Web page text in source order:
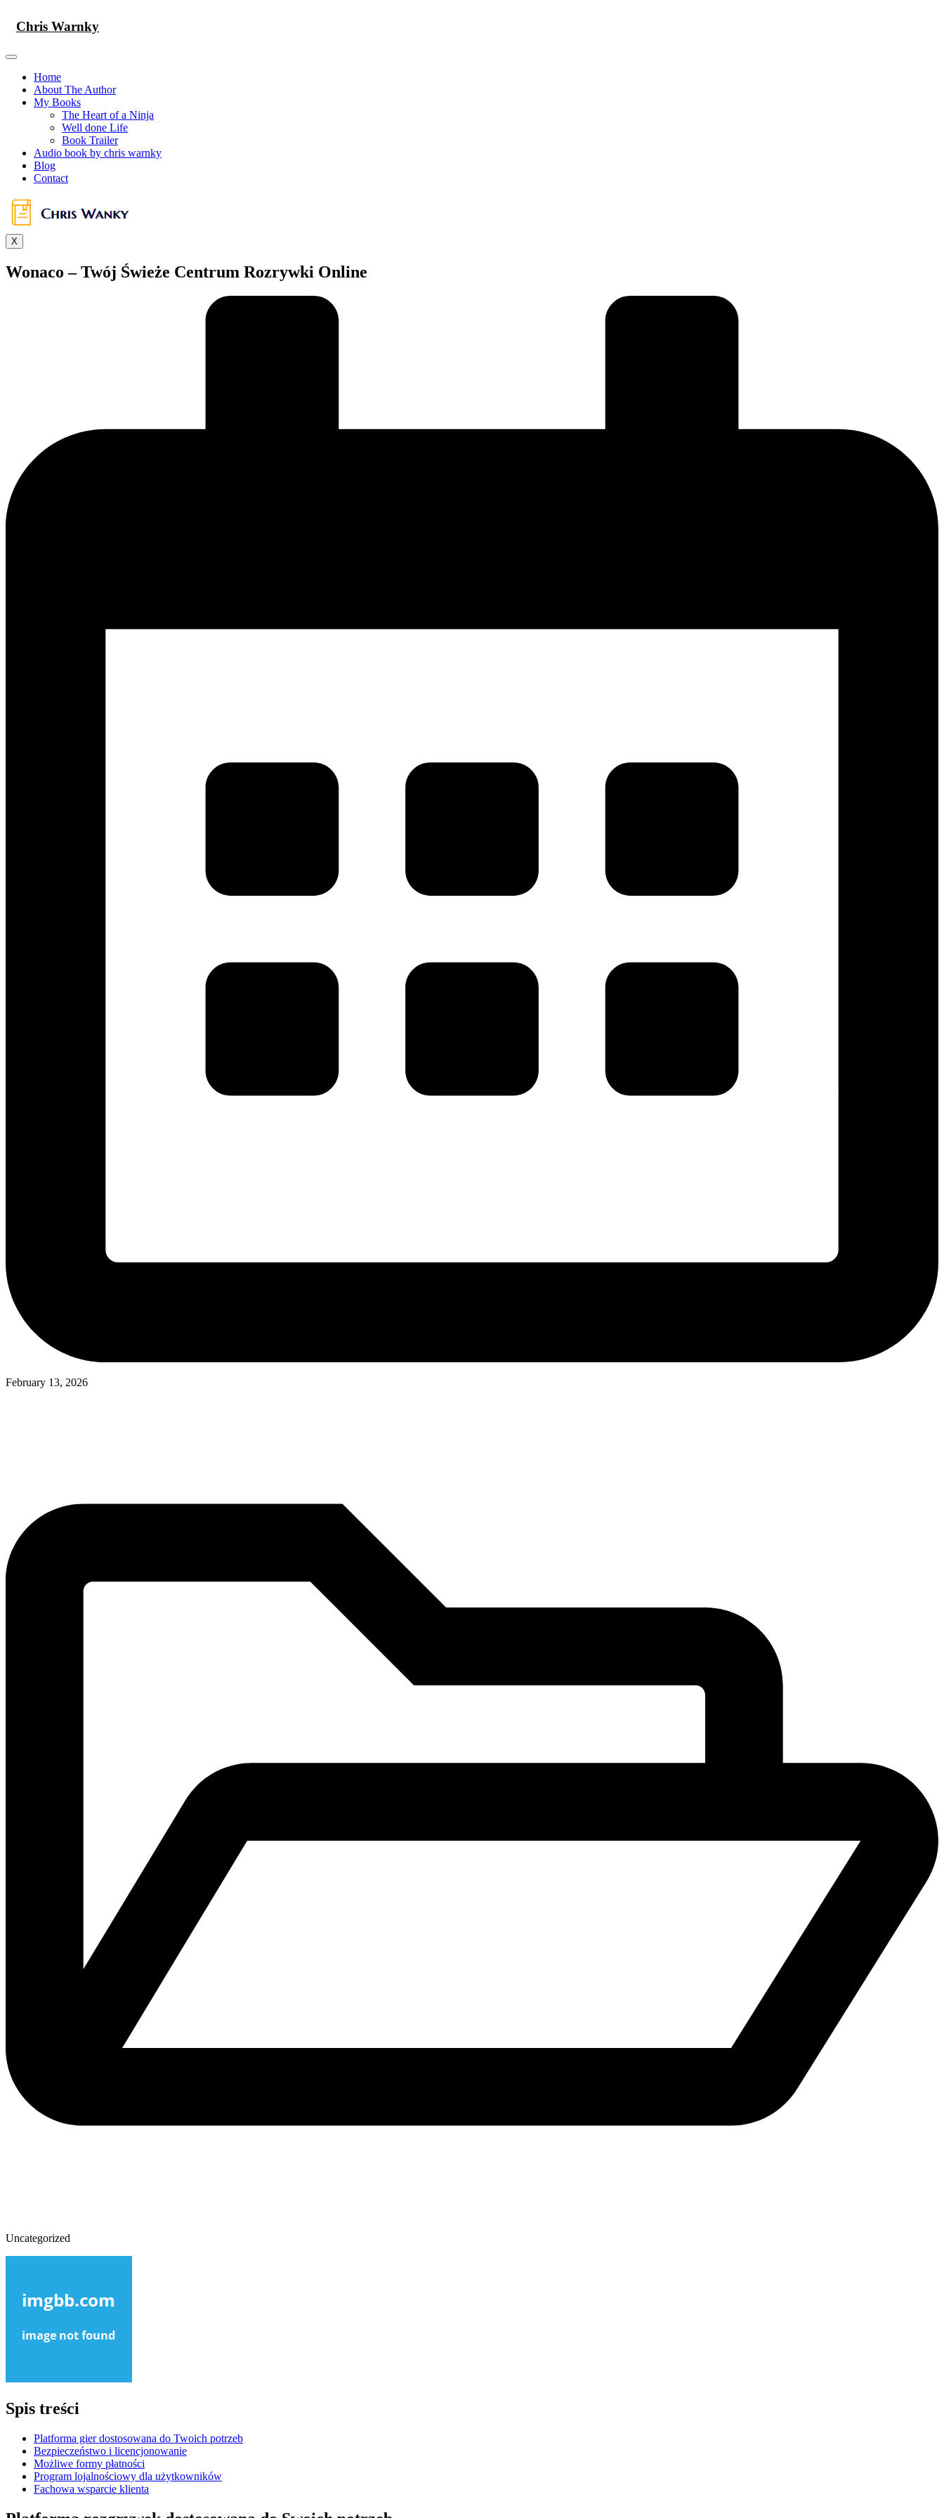
content
Chris Warnky
Home
About The Author
My Books
The Heart of a Ninja
Well done Life
Book Trailer
Audio book by chris warnky
Blog
Contact
X
Wonaco – Twój Świeże Centrum Rozrywki Online
February 13, 2026
Uncategorized
Spis treści
Platforma gier dostosowana do Twoich potrzeb
Bezpieczeństwo i licencjonowanie
Możliwe formy płatności
Program lojalnościowy dla użytkowników
Fachowa wsparcie klienta